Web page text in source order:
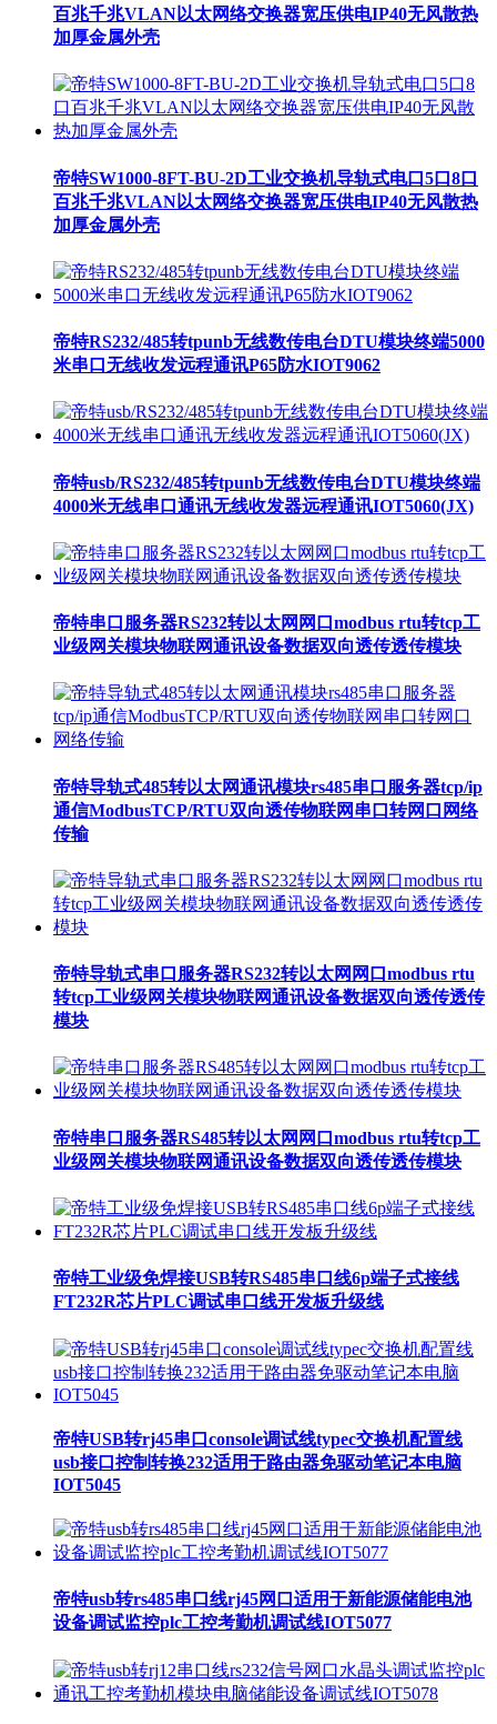
百兆千兆VLAN以太网络交换器宽压供电IP40无风散热
加厚金属外壳
帝特SW1000-8FT-BU-2D工业交换机导轨式电口5口8口
百兆千兆VLAN以太网络交换器宽压供电IP40无风散热
加厚金属外壳
帝特RS232/485转tpunb无线数传电台DTU模块终端5000
米串口无线收发远程通讯P65防水IOT9062
帝特usb/RS232/485转tpunb无线数传电台DTU模块终端
4000米无线串口通讯无线收发器远程通讯IOT5060(JX)
帝特串口服务器RS232转以太网网口modbus rtu转tcp工
业级网关模块物联网通讯设备数据双向透传透传模块
帝特导轨式485转以太网通讯模块rs485串口服务器tcp/ip
通信ModbusTCP/RTU双向透传物联网串口转网口网络
传输
帝特导轨式串口服务器RS232转以太网网口modbus rtu
转tcp工业级网关模块物联网通讯设备数据双向透传透传
模块
帝特串口服务器RS485转以太网网口modbus rtu转tcp工
业级网关模块物联网通讯设备数据双向透传透传模块
帝特工业级免焊接USB转RS485串口线6p端子式接线
FT232R芯片PLC调试串口线开发板升级线
帝特USB转rj45串口console调试线typec交换机配置线
usb接口控制转换232适用于路由器免驱动笔记本电脑
IOT5045
帝特usb转rs485串口线rj45网口适用于新能源储能电池
设备调试监控plc工控考勤机调试线IOT5077